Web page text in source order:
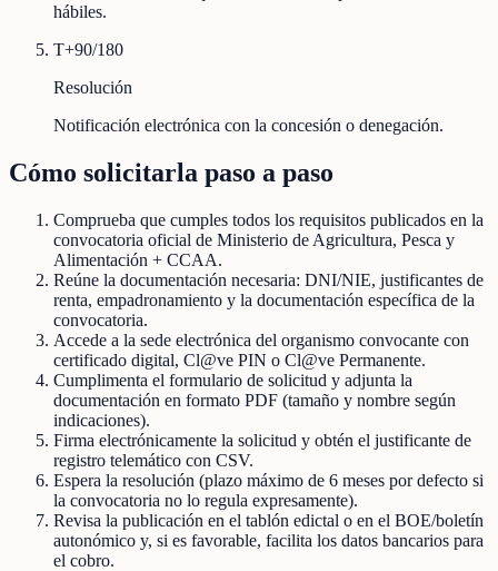
hábiles.
T+90/180
Resolución
Notificación electrónica con la concesión o denegación.
Cómo solicitarla paso a paso
Comprueba que cumples todos los requisitos publicados en la
convocatoria oficial de Ministerio de Agricultura, Pesca y
Alimentación + CCAA.
Reúne la documentación necesaria: DNI/NIE, justificantes de
renta, empadronamiento y la documentación específica de la
convocatoria.
Accede a la sede electrónica del organismo convocante con
certificado digital, Cl@ve PIN o Cl@ve Permanente.
Cumplimenta el formulario de solicitud y adjunta la
documentación en formato PDF (tamaño y nombre según
indicaciones).
Firma electrónicamente la solicitud y obtén el justificante de
registro telemático con CSV.
Espera la resolución (plazo máximo de 6 meses por defecto si
la convocatoria no lo regula expresamente).
Revisa la publicación en el tablón edictal o en el BOE/boletín
autonómico y, si es favorable, facilita los datos bancarios para
el cobro.